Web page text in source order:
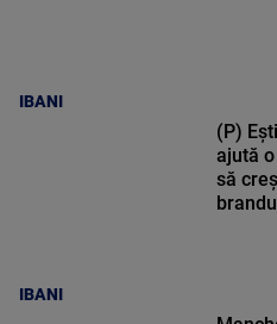
IBANI
IBANI
(P)
ajută
să